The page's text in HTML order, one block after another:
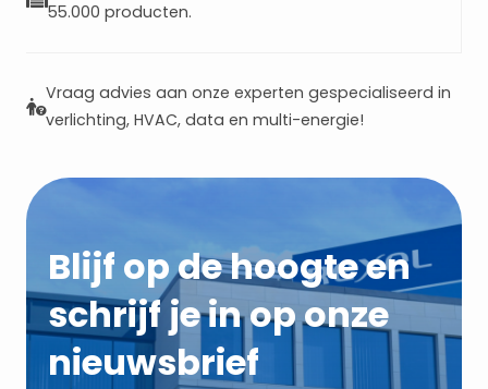
55.000 producten.
Vraag advies aan onze experten gespecialiseerd in
verlichting, HVAC, data en multi-energie!
Blijf op de hoogte en
schrijf je in op onze
nieuwsbrief